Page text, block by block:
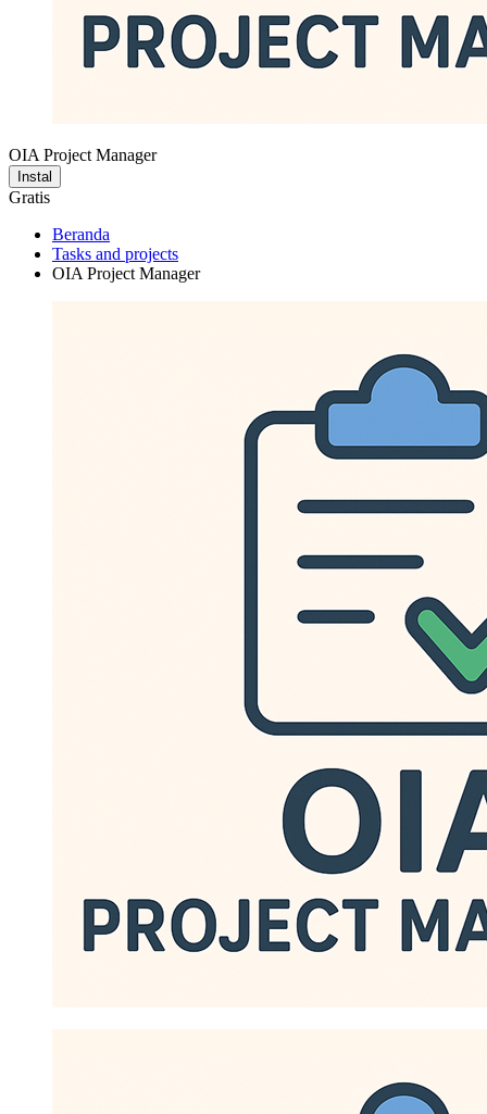
OIA Project Manager
Instal
Gratis
Beranda
Tasks and projects
OIA Project Manager